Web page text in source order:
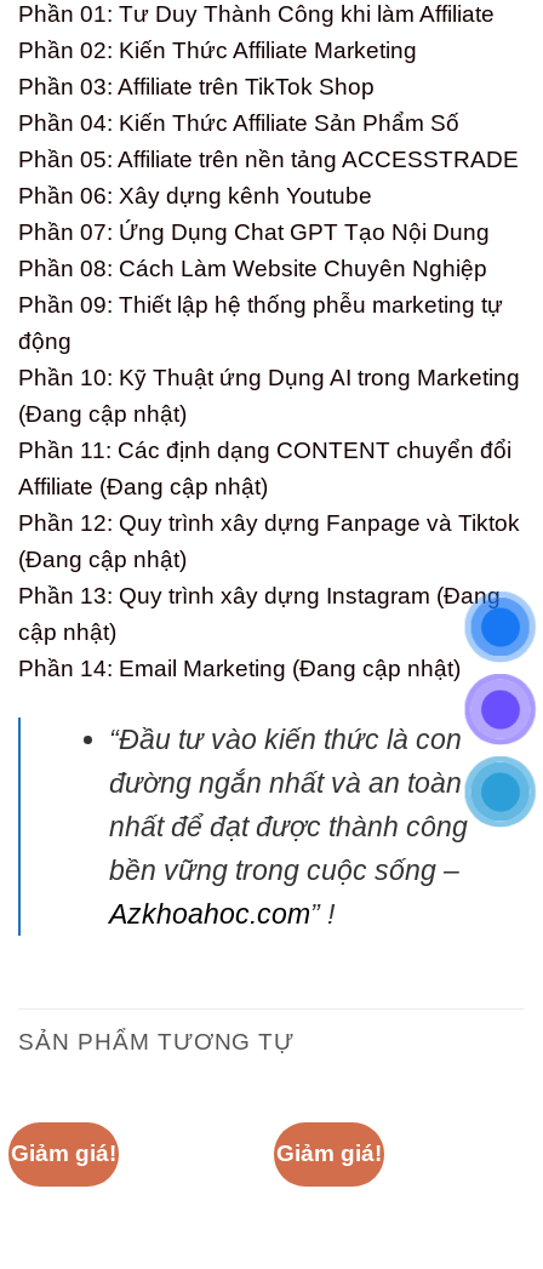
Phần 01: Tư Duy Thành Công khi làm Affiliate
Phần 02: Kiến Thức Affiliate Marketing
Phần 03: Affiliate trên TikTok Shop
Phần 04: Kiến Thức Affiliate Sản Phẩm Số
Phần 05: Affiliate trên nền tảng ACCESSTRADE
Phần 06: Xây dựng kênh Youtube
Phần 07: Ứng Dụng Chat GPT Tạo Nội Dung
Phần 08: Cách Làm Website Chuyên Nghiệp
Phần 09: Thiết lập hệ thống phễu marketing tự
động
Phần 10: Kỹ Thuật ứng Dụng AI trong Marketing
(Đang cập nhật)
Phần 11: Các định dạng CONTENT chuyển đổi
Affiliate (Đang cập nhật)
Phần 12: Quy trình xây dựng Fanpage và Tiktok
(Đang cập nhật)
Phần 13: Quy trình xây dựng Instagram (Đang
cập nhật)
Phần 14: Email Marketing (Đang cập nhật)
“Đầu tư vào kiến thức là con
đường ngắn nhất và an toàn
nhất để đạt được thành công
bền vững trong cuộc sống –
Azkhoahoc.com” !
SẢN PHẨM TƯƠNG TỰ
Giảm giá! Giảm giá!